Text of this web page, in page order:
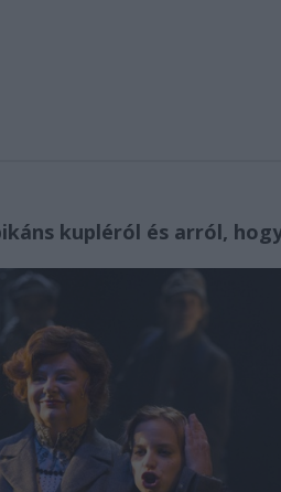
kupléról és arról,